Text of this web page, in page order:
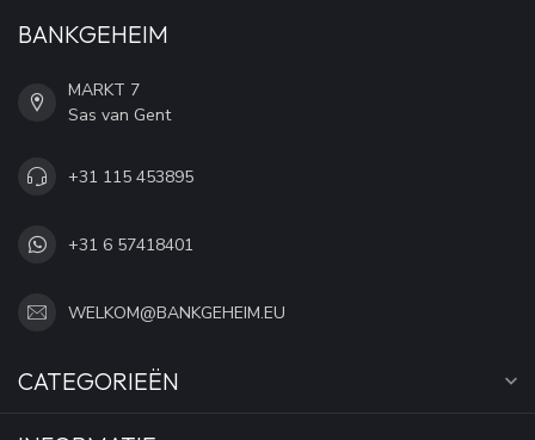
BANKGEHEIM
MARKT 7
Sas van Gent
+31 115 453895
+31 6 57418401
WELKOM@BANKGEHEIM.EU
CATEGORIEËN